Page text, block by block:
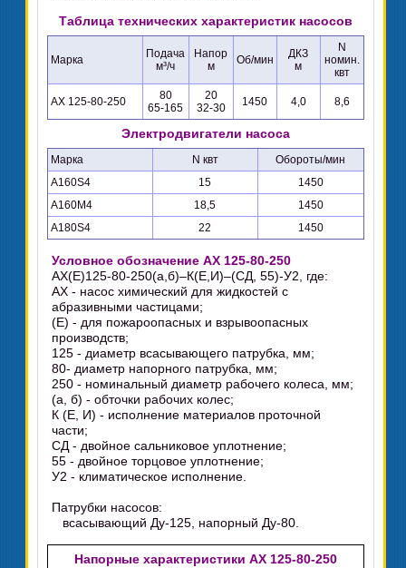
Таблица технических характеристик насосов
Марка
Подача
м³/ч
Напор
м
Об/мин
ДКЗ
м
N
номин.
квт
АХ 125-80-250
80
65-165
20
32-30
1450 4,0 8,6
Электродвигатели насоса
Марка N квт
Обороты/мин
А160S4
15
1450
А160М4
18,5
1450
А180S4
22 1450
Условное обозначение АХ 125-80-250
АХ(Е)125-80-250(а,б)–К(Е,И)–(СД, 55)-У2, где:
АХ - насос химический для жидкостей с
абразивными частицами;
(Е) - для пожароопасных и взрывоопасных
производств;
125 - диаметр всасывающего патрубка, мм;
80- диаметр напорного патрубка, мм;
250 - номинальный диаметр рабочего колеса, мм;
(а, б) - обточки рабочих колес;
К (Е, И) - исполнение материалов проточной
части;
СД - двойное сальниковое уплотнение;
55 - двойное торцовое уплотнение;
У2 - климатическое исполнение.
Патрубки насосов:
всасывающий Ду-125, напорный Ду-80.
Напорные характеристики АХ 125-80-250